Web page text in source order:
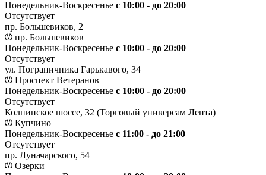
Понедельник-Воскресенье с 10:00 - до 20:00
Отсутствует
пр. Большевиков, 2
пр. Большевиков
Понедельник-Воскресенье с 10:00 - до 20:00
Отсутствует
ул. Пограничника Гарькавого, 34
Проспект Ветеранов
Понедельник-Воскресенье с 10:00 - до 20:00
Отсутствует
Колпинское шоссе, 32 (Торговый универсам Лента)
Купчино
Понедельник-Воскресенье с 11:00 - до 21:00
Отсутствует
пр. Луначарского, 54
Озерки